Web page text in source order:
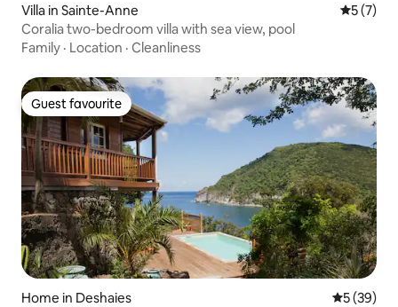
Villa in Sainte-Anne 5 out of
5 (7)
Coralia two-bedroom villa with sea view, pool
Family · Location · Cleanliness
Guest favourite
Guest favourite
Home in Deshaies 5 out of 5
5 (39)